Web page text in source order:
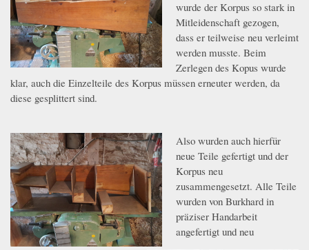
wurde der Korpus so stark in
Mitleidenschaft gezogen,
dass er teilweise neu verleimt
werden musste. Beim
Zerlegen des Kopus wurde
klar, auch die Einzelteile des Korpus müssen erneuter werden, da
diese gesplittert sind.
5.jpeg
Also wurden auch hierfür
neue Teile gefertigt und der
Korpus neu
zusammengesetzt. Alle Teile
wurden von Burkhard in
präziser Handarbeit
angefertigt und neu